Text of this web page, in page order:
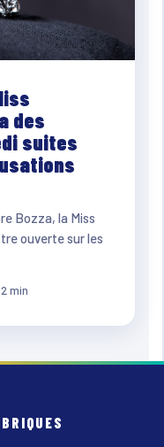
des
suites
Bozza, la Miss
ouverte sur les
min